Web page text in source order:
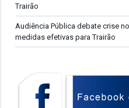
Trairão
Audiência Pública debate crise
medidas efetivas para Trairão